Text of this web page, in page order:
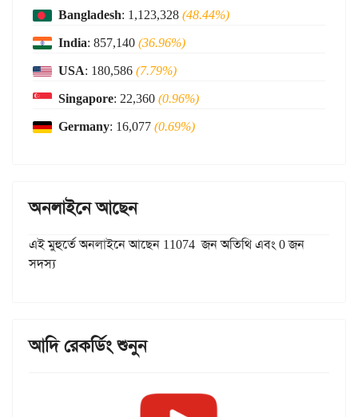
Bangladesh: 1,123,328(48.44%)
India: 857,140(36.96%)
USA: 180,586(7.79%)
Singapore: 22,360(0.96%)
Germany: 16,077(0.69%)
অনলাইনে আছেন
এই মুহুর্তে অনলাইনে আছেন 11074 জন অতিথি এবং 0 জন
সদস্য
আদি রেকর্ডিং শুনুন